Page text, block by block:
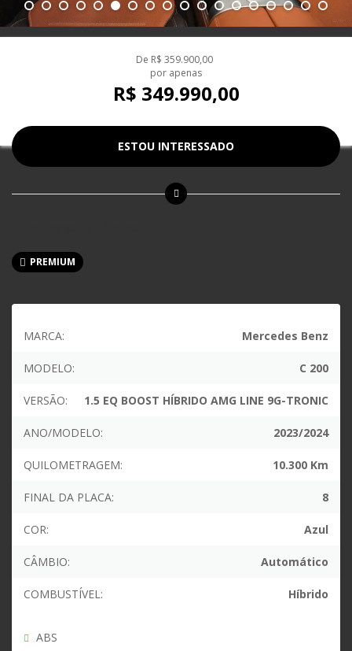
De R$ 359.900,00
por apenas
R$ 349.990,00
ESTOU INTERESSADO
PREMIUM
MARCA: Mercedes Benz
MODELO: C 200
VERSÃO: 1.5 EQ BOOST HÍBRIDO AMG LINE 9G-TRONIC
ANO/MODELO: 2023/2024
QUILOMETRAGEM: 10.300 Km
FINAL DA PLACA: 8
COR: Azul
CÂMBIO: Automático
COMBUSTÍVEL: Híbrido
ABS